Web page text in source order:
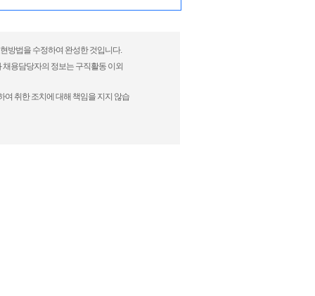
방법을 수정하여 완성한 것입니다.
용담당자의 정보는 구직활동 이외
여 취한 조치에 대해 책임을 지지 않습